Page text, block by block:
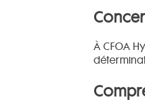
À CFOA